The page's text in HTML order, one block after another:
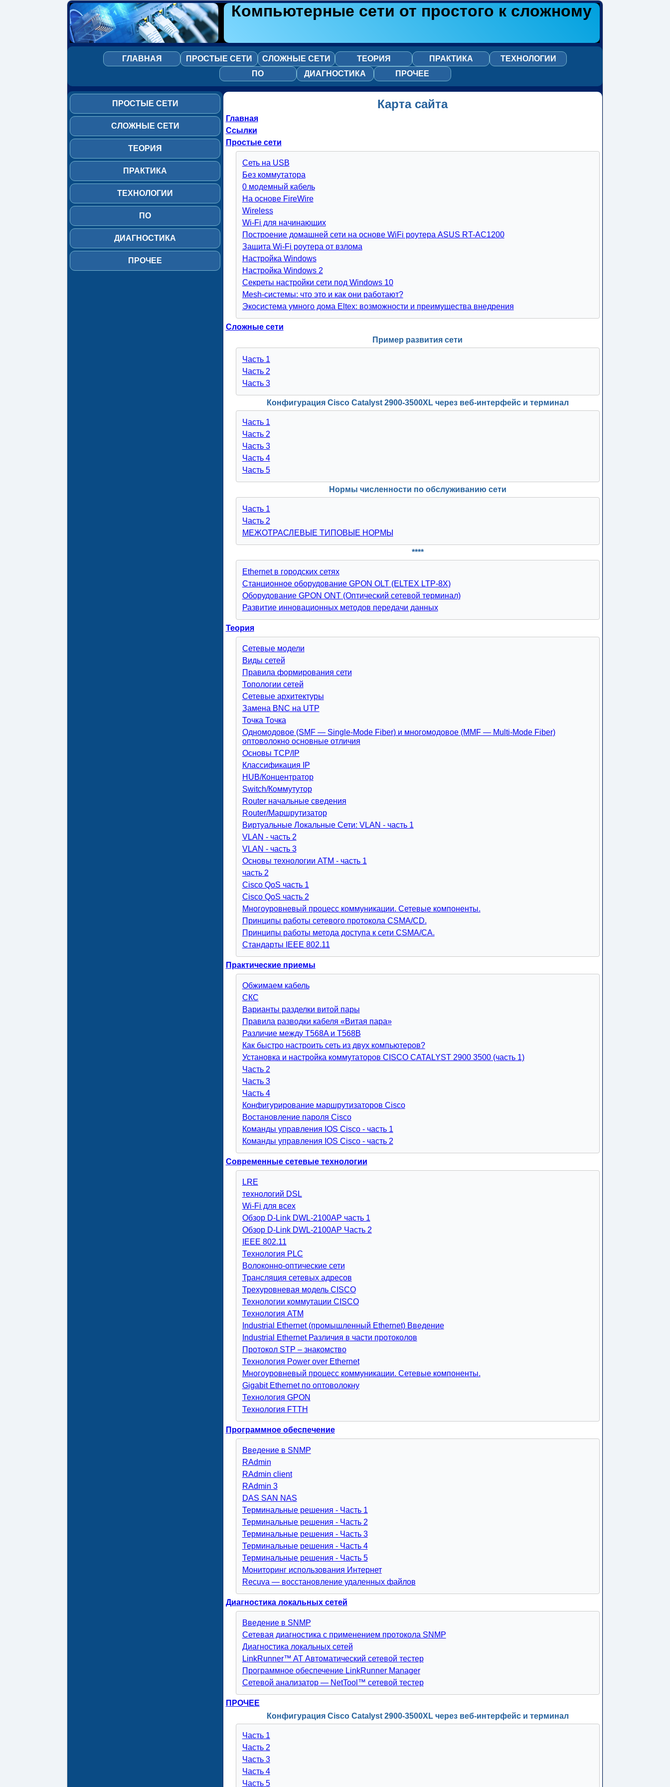
Компьютерные сети от простого к сложному
ГЛАВНАЯ ПРОСТЫЕ СЕТИ СЛОЖНЫЕ СЕТИ ТЕОРИЯ ПРАКТИКА
ТЕХНОЛОГИИ
ПО
ДИАГНОСТИКА ПРОЧЕЕ
ПРОСТЫЕ СЕТИ
СЛОЖНЫЕ СЕТИ
ТЕОРИЯ
ПРАКТИКА
ТЕХНОЛОГИИ
ПО
ДИАГНОСТИКА
ПРОЧЕЕ
Карта сайта
Главная
Ссылки
Простые сети
Сеть на USB
Без коммутатора
0 модемный кабель
На основе FireWire
Wireless
Wi-Fi для начинающих
Построение домашней сети на основе WiFi роутера ASUS RT-AC1200
Защита Wi-Fi роутера от взлома
Настройка Windows
Настройка Windows 2
Секреты настройки сети под Windows 10
Mesh-системы: что это и как они работают?
Экосистема умного дома Eltex: возможности и преимущества внедрения
Сложные сети
Пример развития сети
Часть 1
Часть 2
Часть 3
Конфигурация Cisco Catalyst 2900-3500XL через веб-интерфейс и терминал
Часть 1
Часть 2
Часть 3
Часть 4
Часть 5
Нормы численности по обслуживанию сети
Часть 1
Часть 2
МЕЖОТРАСЛЕВЫЕ ТИПОВЫЕ НОРМЫ
****
Ethernet в городских сетях
Станционное оборудование GPON OLT (ELTEX LTP-8X)
Оборудование GPON ONT (Оптический сетевой терминал)
Развитие инновационных методов передачи данных
Теория
Сетевые модели
Виды сетей
Правила формирования сети
Топологии сетей
Сетевые архитектуры
Замена BNC на UTP
Точка Точка
Одномодовое (SMF — Single-Mode Fiber) и многомодовое (MMF — Multi-Mode Fiber)
оптоволокно основные отличия
Основы TCP/IP
Классификация IP
HUB/Концентратор
Switch/Коммутутор
Router начальные сведения
Router/Маршрутизатор
Виртуальные Локальные Сети: VLAN - часть 1
VLAN - часть 2
VLAN - часть 3
Основы технологии АТМ - часть 1
часть 2
Cisco QoS часть 1
Cisco QoS часть 2
Многоуровневый процесс коммуникации. Сетевые компоненты.
Принципы работы сетевого протокола CSMA/CD.
Принципы работы метода доступа к сети CSMA/CA.
Стандарты IEEE 802.11
Практические приемы
Обжимаем кабель
СКС
Варианты разделки витой пары
Правила разводки кабеля «Витая пара»
Различие между T568A и T568B
Как быстро настроить сеть из двух компьютеров?
Установка и настройка коммутаторов CISCO CATALYST 2900 3500 (часть 1)
Часть 2
Часть 3
Часть 4
Конфигурирование маршрутизаторов Cisco
Востановление пароля Cisco
Команды управления IOS Cisco - часть 1
Команды управления IOS Cisco - часть 2
Современные сетевые технологии
LRE
технологий DSL
Wi-Fi для всех
Обзор D-Link DWL-2100AP часть 1
Обзор D-Link DWL-2100AP Часть 2
IEEE 802.11
Технология PLC
Волоконно-оптические сети
Трансляция сетевых адресов
Трехуровневая модель CISCO
Технологии коммутации CISCO
Технология АТМ
Industrial Ethernet (промышленный Ethernet) Введение
Industrial Ethernet Различия в части протоколов
Протокол STP – знакомство
Технология Power over Ethernet
Многоуровневый процесс коммуникации. Сетевые компоненты.
Gigabit Ethernet по оптоволокну
Технология GPON
Технология FTTH
Программное обеспечение
Введение в SNMP
RAdmin
RAdmin client
RAdmin 3
DAS SAN NAS
Терминальные решения - Часть 1
Терминальные решения - Часть 2
Терминальные решения - Часть 3
Терминальные решения - Часть 4
Терминальные решения - Часть 5
Мониторинг использования Интернет
Recuva — восстановление удаленных файлов
Диагностика локальных сетей
Введение в SNMP
Сетевая диагностика с применением протокола SNMP
Диагностика локальных сетей
LinkRunner™ AT Автоматический сетевой тестер
Программное обеспечение LinkRunner Manager
Сетевой анализатор — NetTool™ сетевой тестер
ПРОЧЕЕ
Конфигурация Cisco Catalyst 2900-3500XL через веб-интерфейс и терминал
Часть 1
Часть 2
Часть 3
Часть 4
Часть 5